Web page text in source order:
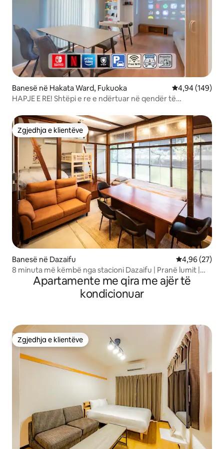
Banesë në Hakata Ward, Fukuoka Vlerësimi
4,94 (149)
HAPJE E RE! Shtëpi e re e ndërtuar në qendër të
dispozicion
Zgjedhja e klientëve
Zgjedhja e klientëve
Banesë në Dazaifu Vlerësimi
4,96 (27)
8 minuta më këmbë nga stacioni Dazaifu | Pranë lumit |
Banjë me avull Goemon | Banjë e përbashkët | Shtëpi e
vjetër e rinovuar | Kuzhinë | E gjithë shtëpia | Parkim për 1
Apartamente me qira me ajër të
kondicionuar
Zgjedhja e klientëve
Zgjedhja e klientëve